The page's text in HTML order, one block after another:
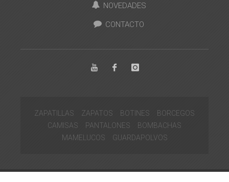
NOVEDADES
CONTACTO
ZAPATILLAS ZAPATOS BOTINES
BORCEGOS
CAMISAS
PANTALONES
BOMBACHAS
MAMELUCOS
GUARDAPOLVOS